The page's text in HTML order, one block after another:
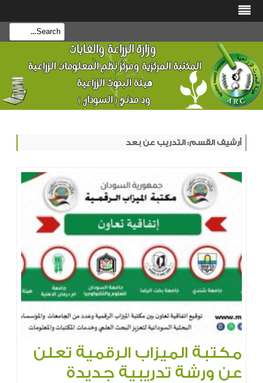
بحث
أرشيف القسم: التدريب عن بعد
مكتبة الميزاب الرقمية تعلن
عن ورشة تدريبية جديدة